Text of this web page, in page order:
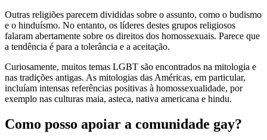
Outras religiões parecem divididas sobre o assunto, como o budismo
e o hinduísmo. No entanto, os líderes destes grupos religiosos
falaram abertamente sobre os direitos dos homossexuais. Parece que
a tendência é para a tolerância e a aceitação.
Curiosamente, muitos temas LGBT são encontrados na mitologia e
nas tradições antigas. As mitologias das Américas, em particular,
incluíam intensas referências positivas à homossexualidade, por
exemplo nas culturas maia, asteca, nativa americana e hindu.
Como posso apoiar a comunidade gay?